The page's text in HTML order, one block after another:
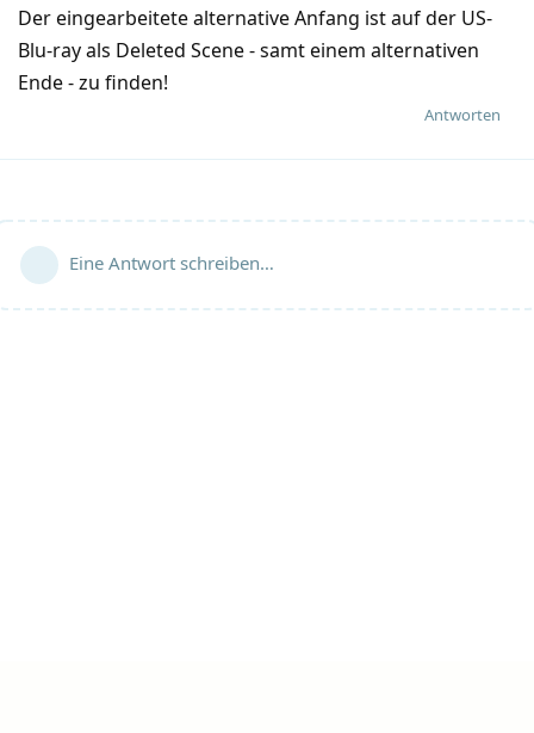
Der eingearbeitete alternative Anfang ist auf der US-
Blu-ray als Deleted Scene - samt einem alternativen
Ende - zu finden!
Antworten
Eine Antwort schreiben…